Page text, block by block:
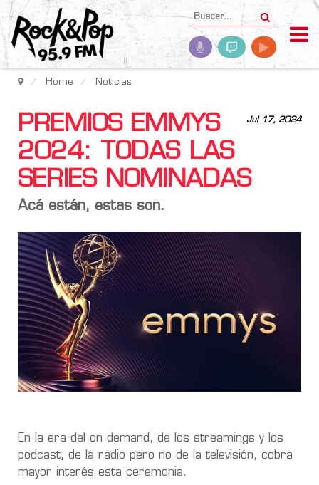
Home Noticias
Jul 17, 2024
PREMIOS EMMYS
2024: TODAS LAS
SERIES NOMINADAS
Acá están, estas son.
En la era del on demand, de los streamings y los
podcast, de la radio pero no de la televisión, cobra
mayor interés esta ceremonia.